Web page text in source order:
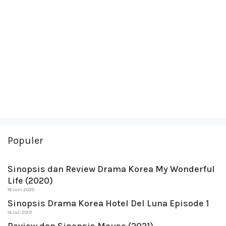
Populer
Sinopsis dan Review Drama Korea My Wonderful
Life (2020)
18 Juni 2020
Sinopsis Drama Korea Hotel Del Luna Episode 1
14 Juli 2019